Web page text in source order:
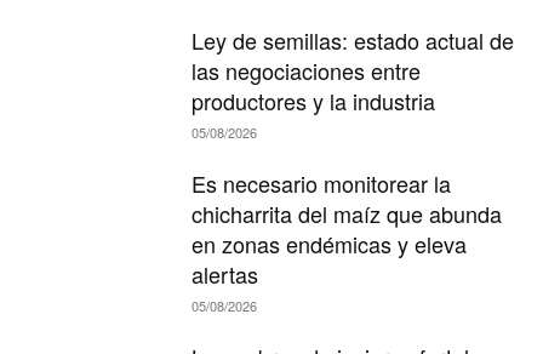
Ley de semillas: estado actual de
las negociaciones entre
productores y la industria
05/08/2026
Es necesario monitorear la
chicharrita del maíz que abunda
en zonas endémicas y eleva
alertas
05/08/2026